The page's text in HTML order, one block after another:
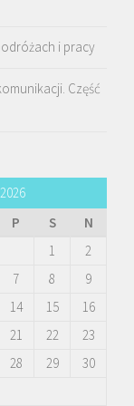
i pracy
Część
P S
N
1
2
7 8
9
14 15
16
21 22
23
28 29
30